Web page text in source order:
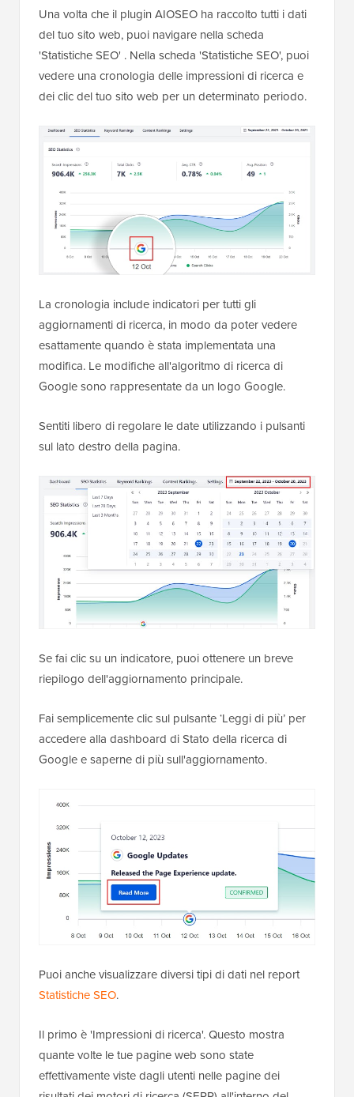
Una volta che il plugin AIOSEO ha raccolto tutti i dati
del tuo sito web, puoi navigare nella scheda
'Statistiche SEO' . Nella scheda 'Statistiche SEO', puoi
vedere una cronologia delle impressioni di ricerca e
dei clic del tuo sito web per un determinato periodo.
La cronologia include indicatori per tutti gli
aggiornamenti di ricerca, in modo da poter vedere
esattamente quando è stata implementata una
modifica. Le modifiche all'algoritmo di ricerca di
Google sono rappresentate da un logo Google.
Sentiti libero di regolare le date utilizzando i pulsanti
sul lato destro della pagina.
Se fai clic su un indicatore, puoi ottenere un breve
riepilogo dell'aggiornamento principale.
Fai semplicemente clic sul pulsante‘Leggi di più’ per
accedere alla dashboard di Stato della ricerca di
Google e saperne di più sull'aggiornamento.
Puoi anche visualizzare diversi tipi di dati nel report
Statistiche SEO.
Il primo è 'Impressioni di ricerca'. Questo mostra
quante volte le tue pagine web sono state
effettivamente viste dagli utenti nelle pagine dei